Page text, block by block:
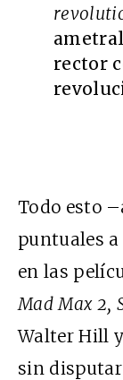
rector
Todo esto
puntuales
en las
Mad Max 2,
Walter Hill
sin